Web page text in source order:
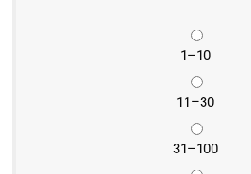
1–10
11–30
31–100